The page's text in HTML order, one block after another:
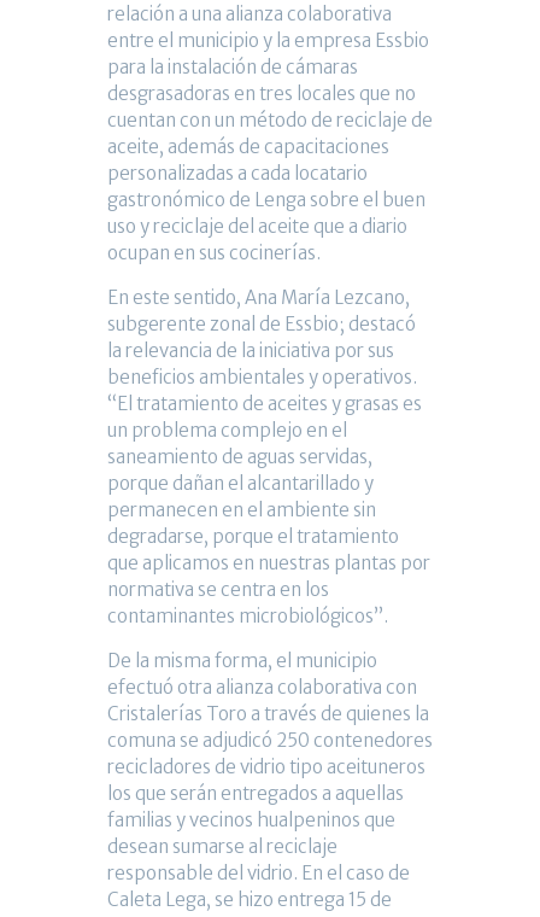
relación a una alianza colaborativa
entre el municipio y la empresa Essbio
para la instalación de cámaras
desgrasadoras en tres locales que no
cuentan con un método de reciclaje de
aceite, además de capacitaciones
personalizadas a cada locatario
gastronómico de Lenga sobre el buen
uso y reciclaje del aceite que a diario
ocupan en sus cocinerías.
En este sentido, Ana María Lezcano,
subgerente zonal de Essbio; destacó
la relevancia de la iniciativa por sus
beneficios ambientales y operativos.
“El tratamiento de aceites y grasas es
un problema complejo en el
saneamiento de aguas servidas,
porque dañan el alcantarillado y
permanecen en el ambiente sin
degradarse, porque el tratamiento
que aplicamos en nuestras plantas por
normativa se centra en los
contaminantes microbiológicos”.
De la misma forma, el municipio
efectuó otra alianza colaborativa con
Cristalerías Toro a través de quienes la
comuna se adjudicó 250 contenedores
recicladores de vidrio tipo aceituneros
los que serán entregados a aquellas
familias y vecinos hualpeninos que
desean sumarse al reciclaje
responsable del vidrio. En el caso de
Caleta Lega, se hizo entrega 15 de